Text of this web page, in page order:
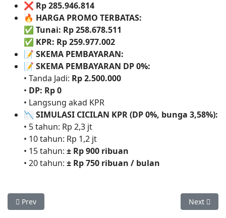
❌ Rp 285.946.814
🔥 HARGA PROMO TERBATAS:
✅ Tunai: Rp 258.678.511
✅ KPR: Rp 259.977.002
📝 SKEMA PEMBAYARAN:
📝 SKEMA PEMBAYARAN DP 0%:
• Tanda Jadi: Rp 2.500.000
• DP: Rp 0
• Langsung akad KPR
📉 SIMULASI CICILAN KPR (DP 0%, bunga 3,58%):
• 5 tahun: Rp 2,3 jt
• 10 tahun: Rp 1,2 jt
• 15 tahun: ± Rp 900 ribuan
• 20 tahun: ± Rp 750 ribuan / bulan
Previous article: Meranti 1, 22/60
Prev Next
Next